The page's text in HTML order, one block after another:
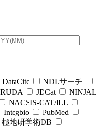
DataCite
NDLサーチ
RUDA JDCat
NINJAL
NACSIS-CAT/ILL
Integbio
PubMed
極地研学術DB